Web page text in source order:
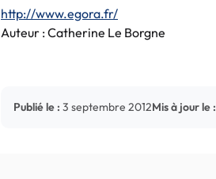
http://www.egora.fr/
Auteur : Catherine Le Borgne
Publié le : 3 septembre 2012Mis à jour le :